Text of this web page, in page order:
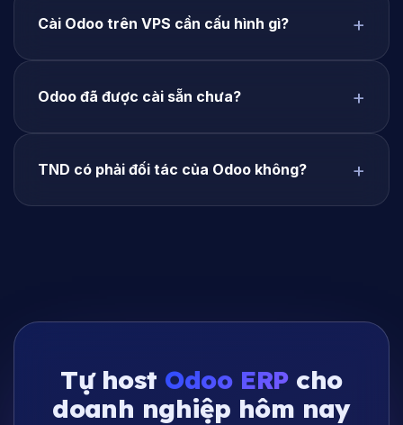
Cài Odoo trên VPS cần cấu hình gì?
Odoo đã được cài sẵn chưa?
TND có phải đối tác của Odoo không?
Tự host Odoo ERPcho
doanh nghiệp hôm nay